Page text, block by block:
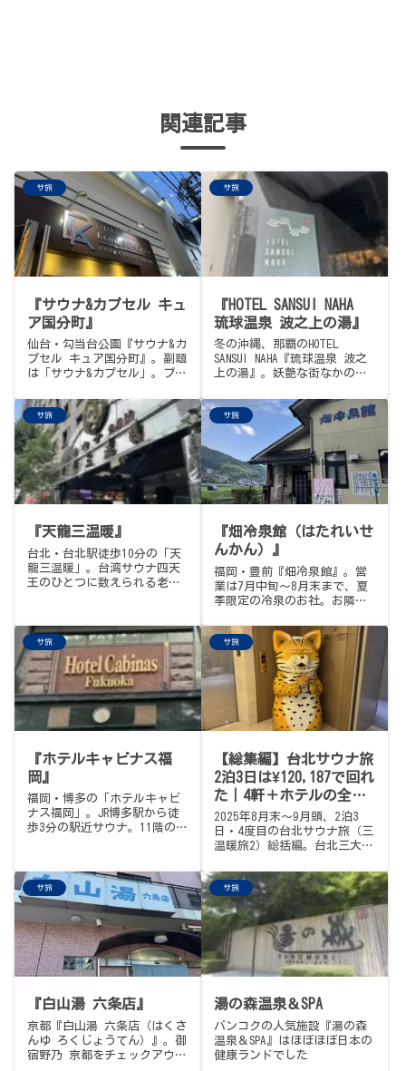
関連記事
サ旅
『サウナ&カプセル キュ
ア国分町』
仙台・勾当台公園『サウナ&カ
プセル キュア国分町』。副題
は「サウナ&カプセル」。ブー
国に名を轟かせてきた稀有な
老舗。24時間営業、屋上の開
放的な露天と外気浴、大量の
漫画に囲まれたリクライニン
グフロア、そして東北初・水
曜「熱波の日」のロウリュ。
今回はサウナイキタイのトン
トゥ抽選会当選招待券の期限
の3軒目。西川町を卒業したア
ダチさんが2025年11月からコ
チラ所属という、うれしい伏
線もこっそり回収の巻。
サ旅
『HOTEL SANSUI NAHA
琉球温泉 波之上の湯』
冬の沖縄、那覇のHOTEL
SANSUI NAHA『琉球温泉 波之
上の湯』。妖艶な街なかの正
焼くトースター系サウナ室、
浅めの16℃水風呂、屋上の南
国の風、水着でプール併用。
サウナめしは玉城豆腐のみそ
汁定食で沖縄っぽく。
サ旅
『天龍三温暖』
台北・台北駅徒歩10分の「天
龍三温暖」。台湾サウナ四天
王のひとつに数えられる老
2部屋を中で行き来、漢方香る
スチームサウナのフィーバー
タイム、グルシン級の強冷水
風呂と常温のひろーいプー
ル、龍の吐水ハンパない薬
湯、浴槽の段差ハンパない設
計。お食事も休憩室も仮眠室
も完備、12時間滞在＆宿泊も
弱）。サ旅メシは隣の食堂で
鶏肉飯。日本のサウナーが初
めての海外サウナに行くなら
まずここ。
サ旅
『畑冷泉館（はたれいせ
んかん）』
福岡・豊前『畑冷泉館』。営
業は7月中旬〜8月末まで、夏
季限定の冷泉のお社。お隣の
んこん湧く霊泉、15℃ほどで
10人入れる広さの「とろけ
る」水風呂、ドライ／ミスト
男女日替わりのサウナ、夏休
みのおばあちゃんちのような
休憩処。サ飯はお隣・畑冷泉
茶屋のカツカレーで「夏のお
もひで」。2年ぶり2度目、ま
サ旅
『ホテルキャビナス福
岡』
福岡・博多の「ホテルキャビ
ナス福岡」。JR博多駅から徒
歩3分の駅近サウナ。11階の展
するアチアチの高温サウナ、
足湯付きの低温ロイヤルサウ
ナ、福岡グルメが揃う展望レ
ストランを完備。基本料金
2,585円・カプセル宿泊可・
24時間営業・年中無休・男性
専用。フライト前にも立ち寄
れる博多の名施設。
サ旅
【総集編】台北サウナ旅
2泊3日は¥120,187で回れ
た｜4軒＋ホテルの全記
録
2025年8月末〜9月頭、2泊3
日・4度目の台北サウナ旅（三
温暖旅2）総括編。台北三大三
暖』と、北投で「あえてのサ
ウナ探訪」3軒（南豐天玥泉會
館／ザ・ガイア大浴場／水美
溫泉會館）、合計4軒の動線、
ホテル2軒の対比（コートヤー
ド台北ダウンタウン＝ポイン
ト無料泊 vs ザ・ガイア＝丘
の上の贅沢1泊）、江南足體養
ジ"、お土産の林華泰茶行の台
湾茶4種、そして、航空券込み
総合計 ¥120,187 の費用ぜん
ぶを1枚の表で公開。台湾めし
の詳細は別記事「【台湾めし
サ旅
『白山湯 六条店』
京都『白山湯 六条店（はくさ
んゆ ろくじょうてん）』。御
宿野乃 京都をチェックアウト
サ旅
湯の森温泉＆SPA
バンコクの人気施設『湯の森
温泉＆SPA』はほぼほぼ日本の
健康ランドでした